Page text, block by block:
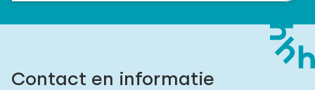
Contact en informatie